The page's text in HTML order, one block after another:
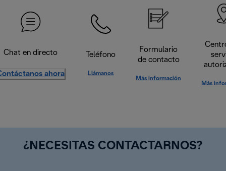
Chat en directo
ahora
Teléfono
Llámanos
Formulario
de contacto
Más información
Más
¿NECESITAS CONTACTARNOS?